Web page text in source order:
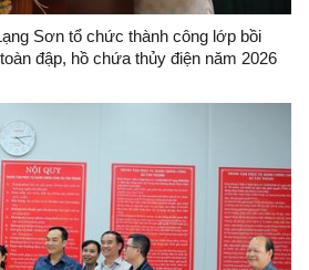
Sơn tổ chức thành công lớp bồi
thức về an toàn đập, hồ chứa thủy điện năm 2026